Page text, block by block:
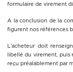
formulaire de virement
A la conclusion de la
figurent nos références
L’acheteur doit
libellé du virement, puis
reçu préalablement par